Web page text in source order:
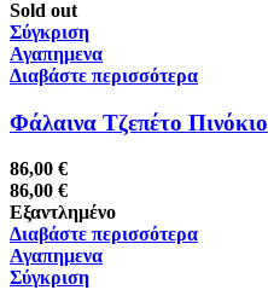
Sold out
Σύγκριση
Αγαπημενα
Διαβάστε περισσότερα
Φάλαινα Τζεπέτο Πινόκιο
86,00 €
86,00 €
Εξαντλημένο
Διαβάστε περισσότερα
Αγαπημενα
Σύγκριση